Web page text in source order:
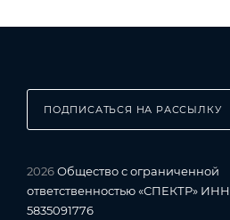
ПОДПИСАТЬСЯ НА РАССЫЛКУ
2026Общество с ограниченной
ответственностью «СПЕКТР» ИНН
5835091776